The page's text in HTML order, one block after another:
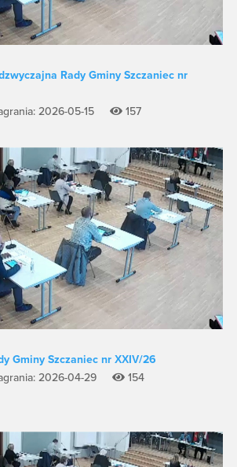
Rady Gminy Szczaniec nr
2026-05-15
157
Gminy Szczaniec nr XXIV/26
2026-04-29
154